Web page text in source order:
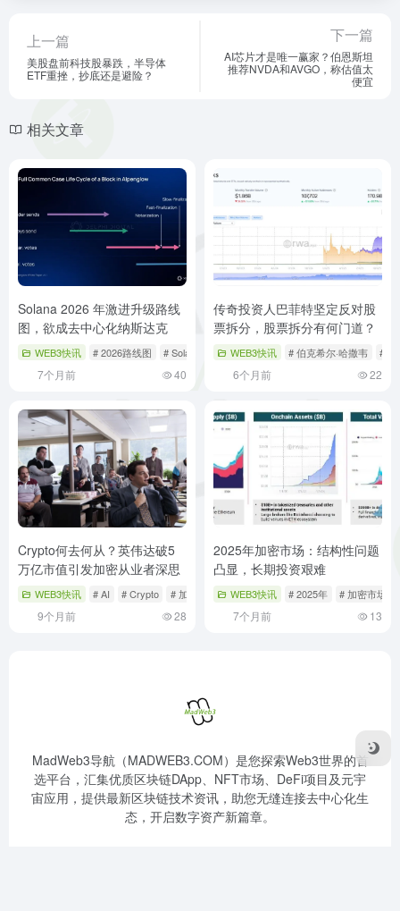
上一篇
美股盘前科技股暴跌，半导体
ETF重挫，抄底还是避险？
下一篇
AI芯片才是唯一赢家？伯恩斯坦
推荐NVDA和AVGO，称估值太
便宜
相关文章
Solana 2026 年激进升级路线
图，欲成去中心化纳斯达克
WEB3快讯 # 2026路线图 # Solana # 共识机制升级
7个月前 40
传奇投资人巴菲特坚定反对股
票拆分，股票拆分有何门道？
WEB3快讯 # 伯克希尔·哈撒韦 # 巴
6个月前 22
Crypto何去何从？英伟达破5
万亿市值引发加密从业者深思
WEB3快讯 # AI # Crypto # 加密从业者
9个月前 28
2025年加密市场：结构性问题
凸显，长期投资艰难
WEB3快讯 # 2025年 # 加密市场
7个月前 13
MadWeb3导航（MADWEB3.COM）是您探索Web3世界的首
选平台，汇集优质区块链DApp、NFT市场、DeFi项目及元宇
宙应用，提供最新区块链技术资讯，助您无缝连接去中心化生
态，开启数字资产新篇章。